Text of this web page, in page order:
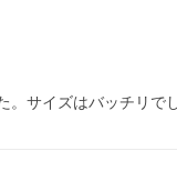
サイズはバッチリ